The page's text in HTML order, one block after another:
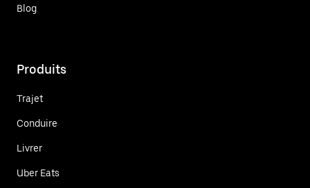
Blog
Produits
Trajet
Conduire
Livrer
Uber Eats